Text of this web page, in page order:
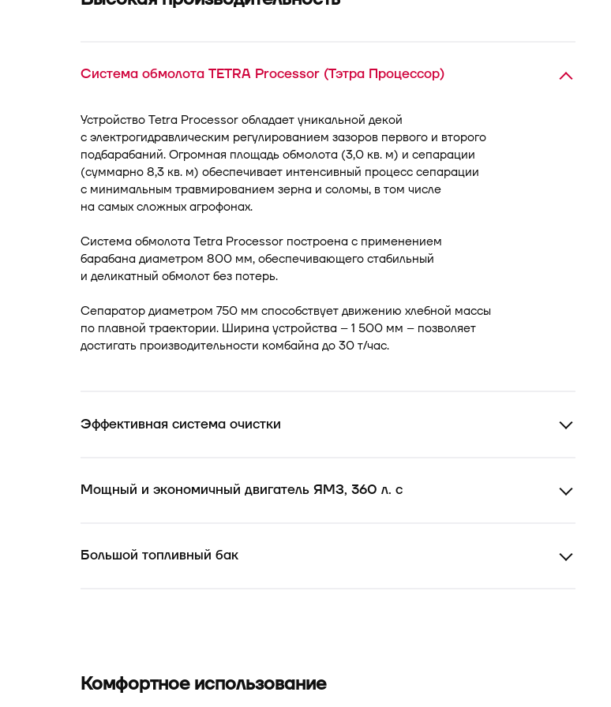
Cистема обмолота TETRA Processor (Тэтра Процессор)
Устройство Tetra Processor обладает уникальной декой
с электрогидравлическим регулированием зазоров первого и второго
подбарабаний. Огромная площадь обмолота (3,0 кв. м) и сепарации
(суммарно 8,3 кв. м) обеспечивает интенсивный процесс сепарации
с минимальным травмированием зерна и соломы, в том числе
на самых сложных агрофонах.
Система обмолота Tetra Processor построена с применением
барабана диаметром 800 мм, обеспечивающего стабильный
и деликатный обмолот без потерь.
Сепаратор диаметром 750 мм способствует движению хлебной массы
по плавной траектории. Ширина устройства – 1 500 мм – позволяет
достигать производительности комбайна до 30 т/час.
Эффективная система очистки
Мощный и экономичный двигатель ЯМЗ, 360 л. с
Большой топливный бак
Комфортное использование